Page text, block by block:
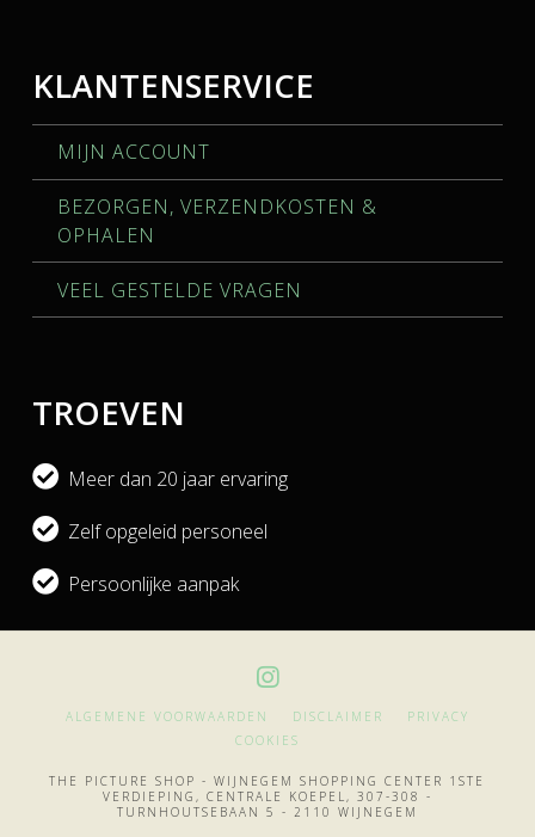
KLANTENSERVICE
MIJN ACCOUNT
BEZORGEN, VERZENDKOSTEN &
OPHALEN
VEEL GESTELDE VRAGEN
TROEVEN
Meer dan 20 jaar ervaring
Zelf opgeleid personeel
Persoonlijke aanpak
ALGEMENE VOORWAARDEN DISCLAIMER
PRIVACY
COOKIES
THE PICTURE SHOP - WIJNEGEM SHOPPING CENTER 1STE
VERDIEPING, CENTRALE KOEPEL, 307-308 -
TURNHOUTSEBAAN 5 - 2110 WIJNEGEM